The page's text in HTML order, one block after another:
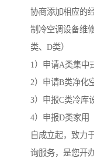
协商添加相应的
制冷空调设备维
类、D类）
1）申请A类集中
2）申请B类净化
3）申报C类冷库
4）申报D类家用
自成立起，致力
询服务，是您开